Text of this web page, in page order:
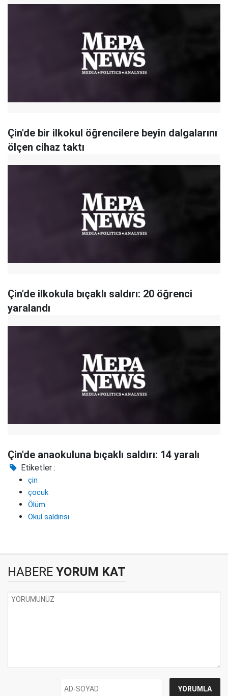
Çin'de bir ilkokul öğrencilere beyin dalgalarını
ölçen cihaz taktı
Çin'de ilkokula bıçaklı saldırı: 20 öğrenci
yaralandı
Çin'de anaokuluna bıçaklı saldırı: 14 yaralı
Etiketler :
çin
çocuk
Ölüm
Okul saldırısı
HABERE YORUM KAT